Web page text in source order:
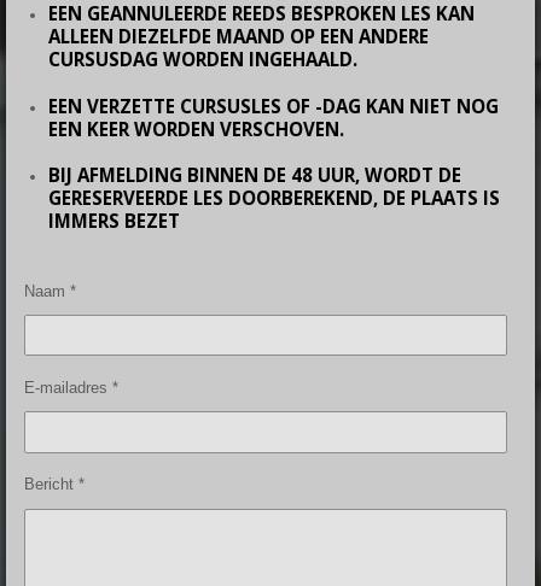
EEN GEANNULEERDE REEDS BESPROKEN LES KAN
ALLEEN DIEZELFDE MAAND OP EEN ANDERE
CURSUSDAG WORDEN INGEHAALD.
EEN VERZETTE CURSUSLES OF -DAG KAN NIET NOG
EEN KEER WORDEN VERSCHOVEN.
BIJ AFMELDING BINNEN DE 48 UUR, WORDT DE
GERESERVEERDE LES DOORBEREKEND, DE PLAATS IS
IMMERS BEZET
Naam *
E-mailadres *
Bericht *